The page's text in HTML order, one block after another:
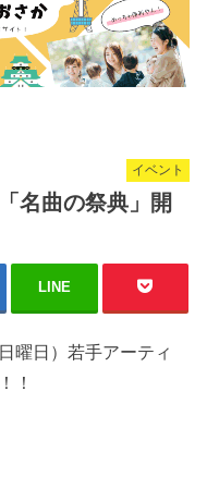
イベント
名曲の祭典」開
LINE
曜日）若手アーティ
！